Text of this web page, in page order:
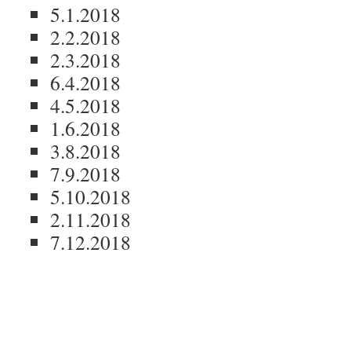
5.1.2018
2.2.2018
2.3.2018
6.4.2018
4.5.2018
1.6.2018
3.8.2018
7.9.2018
5.10.2018
2.11.2018
7.12.2018